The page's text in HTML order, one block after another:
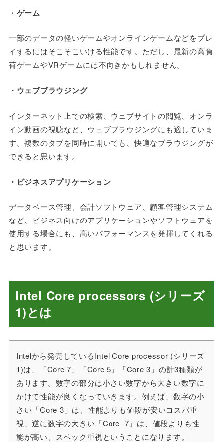
・ ゲーム
一部のデータの軽いゲームやオンラインゲームなどをプレ
イするにはそこそこいける性能です。ただし、最新の高負
荷ゲームやVRゲームには不向きかもしれません。
・ウェブブラウジング
インターネット上での検索、ウェブサイトの閲覧、オンラ
イン動画の視聴など、ウェブブラウジングにも適していま
す。複数のタブを同時に開いても、快適なブラウジングが
できると思います。
・ビジネスアプリケーション
データベース管理、会計ソフトウェア、顧客管理システム
など、ビジネス向けのアプリケーションやソフトウェアを
使用する場合にも、高いパフォーマンスを発揮してくれる
と思います。
Intel Core processors (シリーズ
1)とは
Intelから発売しているIntel Core processor (シリーズ
1)は、「Core 7」「Core 5」「Core 3」の計3種類が
あります。数字の部分は小さい数字から大きい数字に
かけて性能が良くなっていきます。例えば、数字の小
さい「Core 3」は、性能よりも値段が安いコスパ重
視、逆に数字の大きい「Core 7」は、値段よりも性
能が高い、スペック重視ということになります。